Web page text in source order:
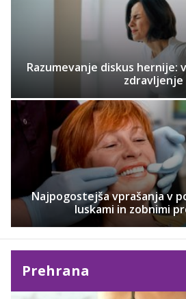
Razumevanje diskus hernije:
zdravljenje
Najpogostejša vprašanja v
luskami in zobnimi
Prehrana